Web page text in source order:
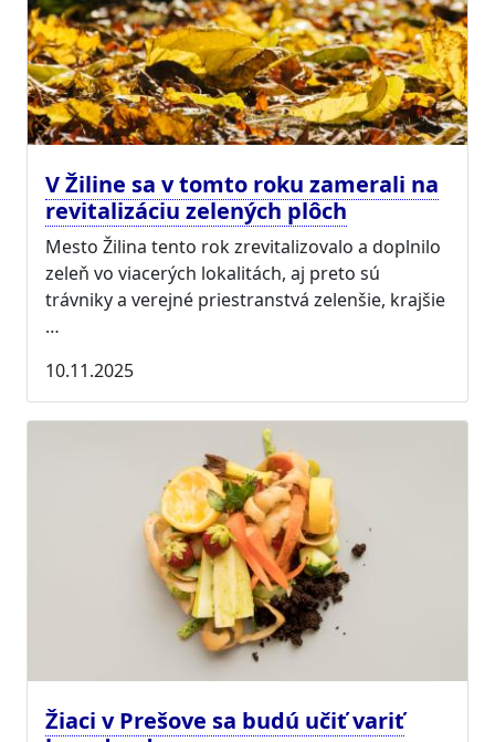
V Žiline sa v tomto roku zamerali na
revitalizáciu zelených plôch
Mesto Žilina tento rok zrevitalizovalo a doplnilo
zeleň vo viacerých lokalitách, aj preto sú
trávniky a verejné priestranstvá zelenšie, krajšie
…
10.11.2025
Žiaci v Prešove sa budú učiť variť